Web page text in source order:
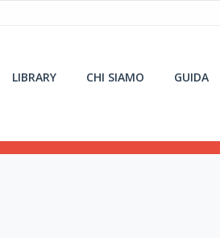
LIBRARY CHI SIAMO GUIDA